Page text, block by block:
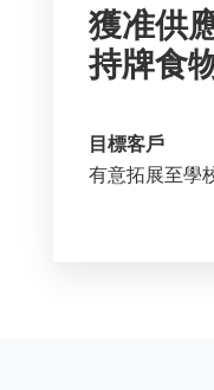
獲准供
持牌食
目標客戶
有意拓展至學